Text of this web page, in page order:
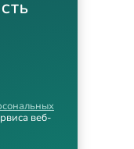
веб-